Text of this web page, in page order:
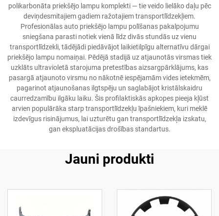
polikarbonāta priekšējo lampu komplekti — tie veido lielāko daļu pēc
deviņdesmitajiem gadiem ražotajiem transportlīdzekļiem.
Profesionālas auto priekšējo lampu polīšanas pakalpojumu
sniegšana parasti notiek vienā līdz divās stundās uz vienu
transportlīdzekli, tādējādi piedāvājot laikietilpīgu alternatīvu dārgai
priekšējo lampu nomaiņai. Pēdējā stadijā uz atjaunotās virsmas tiek
uzklāts ultravioletā starojuma pretestības aizsargpārklājums, kas
pasargā atjaunoto virsmu no nākotnē iespējamām vides ietekmēm,
pagarinot atjaunošanas ilgtspēju un saglabājot kristālskaidru
caurredzamību ilgāku laiku. Šis profilaktiskās apkopes pieeja kļūst
arvien populārāka starp transportlīdzekļu īpašniekiem, kuri meklē
izdevīgus risinājumus, lai uzturētu gan transportlīdzekļa izskatu,
gan ekspluatācijas drošības standartus.
Jauni produkti